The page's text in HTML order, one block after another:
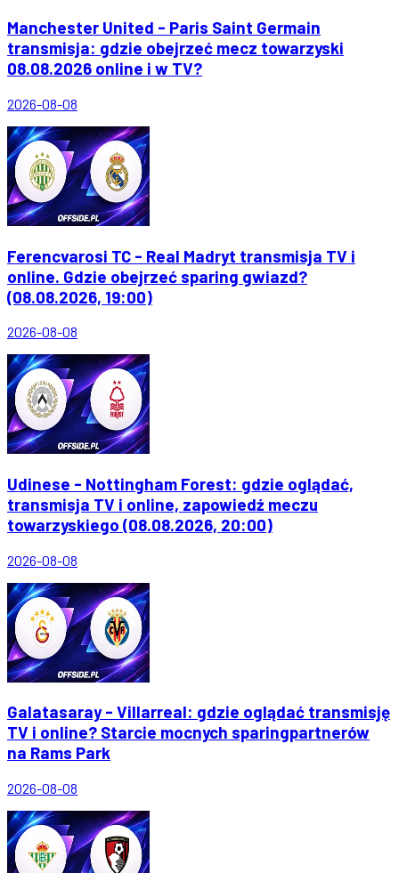
Manchester United - Paris Saint Germain
transmisja: gdzie obejrzeć mecz towarzyski
08.08.2026 online i w TV?
2026-08-08
Ferencvarosi TC - Real Madryt transmisja TV i
online. Gdzie obejrzeć sparing gwiazd?
(08.08.2026, 19:00)
2026-08-08
Udinese - Nottingham Forest: gdzie oglądać,
transmisja TV i online, zapowiedź meczu
towarzyskiego (08.08.2026, 20:00)
2026-08-08
Galatasaray - Villarreal: gdzie oglądać transmisję
TV i online? Starcie mocnych sparingpartnerów
na Rams Park
2026-08-08